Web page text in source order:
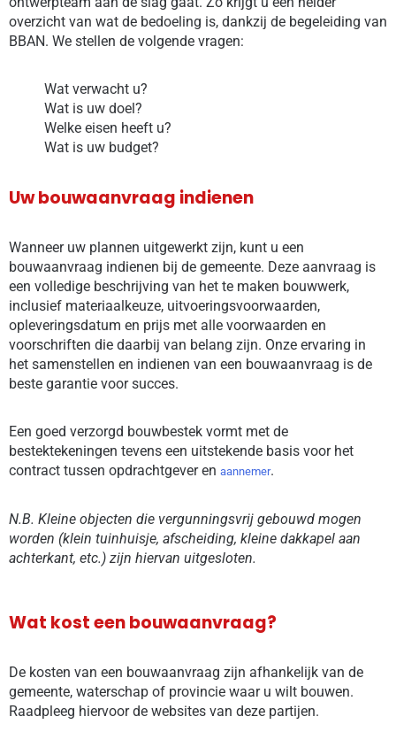
overzicht van wat de bedoeling is, dankzij de begeleiding van
BBAN. We stellen de volgende vragen:
Wat verwacht u?
Wat is uw doel?
Welke eisen heeft u?
Wat is uw budget?
Uw bouwaanvraag indienen
Wanneer uw plannen uitgewerkt zijn, kunt u een
bouwaanvraag indienen bij de gemeente. Deze aanvraag is
een volledige beschrijving van het te maken bouwwerk,
inclusief materiaalkeuze, uitvoeringsvoorwaarden,
opleveringsdatum en prijs met alle voorwaarden en
voorschriften die daarbij van belang zijn. Onze ervaring in
het samenstellen en indienen van een bouwaanvraag is de
beste garantie voor succes.
Een goed verzorgd bouwbestek vormt met de
bestektekeningen tevens een uitstekende basis voor het
contract tussen opdrachtgever en aannemer.
N.B. Kleine objecten die vergunningsvrij gebouwd mogen
worden (klein tuinhuisje, afscheiding, kleine dakkapel aan
achterkant, etc.) zijn hiervan uitgesloten.
Wat kost een bouwaanvraag?
De kosten van een bouwaanvraag zijn afhankelijk van de
gemeente, waterschap of provincie waar u wilt bouwen.
Raadpleeg hiervoor de websites van deze partijen.